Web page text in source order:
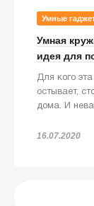
Умные
Умная
идея для
Для кого
остывает,
дома. И
16.07.2020